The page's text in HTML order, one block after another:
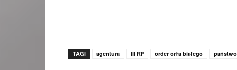
TAGI agentura III RP order orła białego państwo